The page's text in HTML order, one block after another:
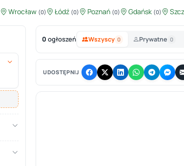
Wrocław (0) Łódź (0) Poznań (0) Gdańsk (0)
0 ogłoszeń Wszyscy 0 Prywatne 0
UDOSTĘPNIJ